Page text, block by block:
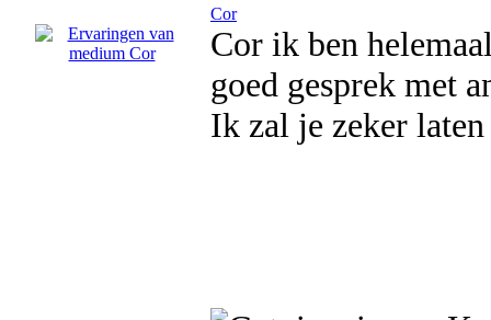
Cor
Cor ik ben
goed gesprek met
Ik zal je zeker